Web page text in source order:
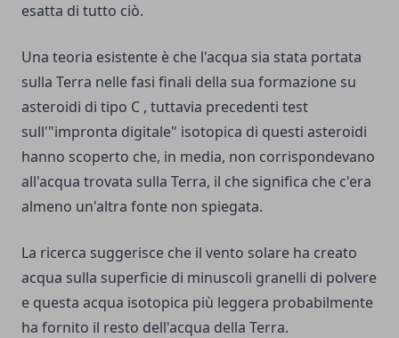
esatta di tutto ciò.
Una teoria esistente è che l'acqua sia stata portata
sulla Terra nelle fasi finali della sua formazione su
asteroidi di tipo C , tuttavia precedenti test
sull'"impronta digitale" isotopica di questi asteroidi
hanno scoperto che, in media, non corrispondevano
all'acqua trovata sulla Terra, il che significa che c'era
almeno un'altra fonte non spiegata.
La ricerca suggerisce che il vento solare ha creato
acqua sulla superficie di minuscoli granelli di polvere
e questa acqua isotopica più leggera probabilmente
ha fornito il resto dell'acqua della Terra.